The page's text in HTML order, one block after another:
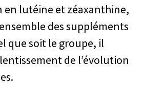
lutéine et zéaxanthine,
des suppléments
que soit le groupe, il
de l’évolution